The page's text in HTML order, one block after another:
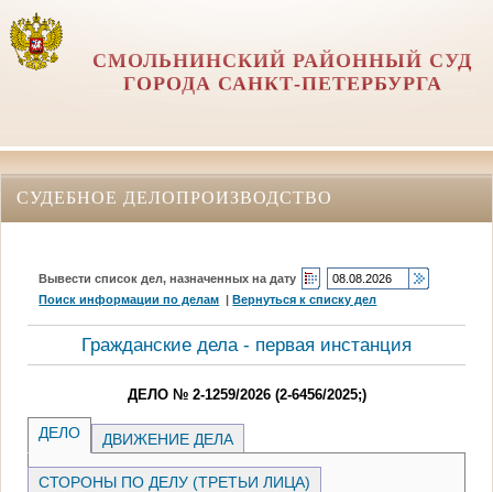
СМОЛЬНИНСКИЙ РАЙОННЫЙ СУД
ГОРОДА САНКТ-ПЕТЕРБУРГА
СУДЕБНОЕ ДЕЛОПРОИЗВОДСТВО
Вывести список дел, назначенных на дату
Поиск информации по делам |Вернуться к списку дел
Гражданские дела - первая инстанция
ДЕЛО № 2-1259/2026 (2-6456/2025;)
ДЕЛО ДВИЖЕНИЕ ДЕЛА
СТОРОНЫ ПО ДЕЛУ (ТРЕТЬИ ЛИЦА)